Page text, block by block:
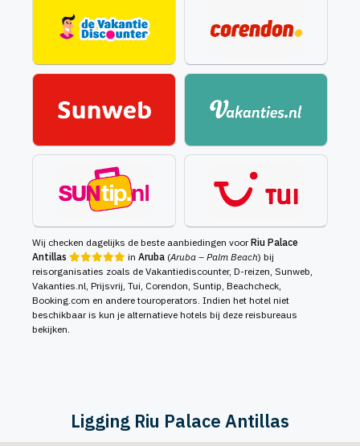
Wij checken dagelijks de beste aanbiedingen voorRiu Palace
Antillas
in Aruba (Aruba – Palm Beach) bij
reisorganisaties zoals de Vakantiediscounter, D-reizen, Sunweb,
Vakanties.nl, Prijsvrij, Tui, Corendon, Suntip, Beachcheck,
Booking.com en andere touroperators. Indien het hotel niet
beschikbaar is kun je alternatieve hotels bij deze reisbureaus
bekijken.
Ligging Riu Palace Antillas